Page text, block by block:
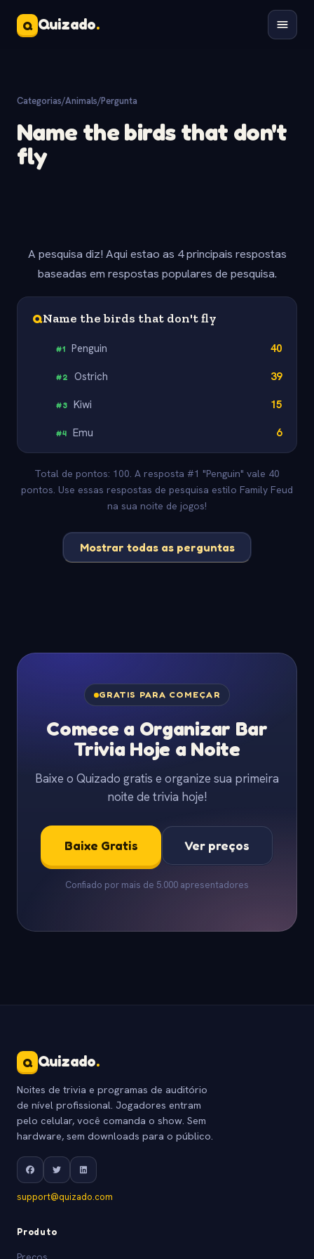
Q Quizado.
Categorias/Animals/Pergunta
Name the birds that don't
fly
A pesquisa diz! Aqui estao as 4 principais respostas
baseadas em respostas populares de pesquisa.
QName the birds that don't fly
#1 Penguin 40
#2 Ostrich 39
#3 Kiwi 15
#4 Emu 6
Total de pontos: 100. A resposta #1 "Penguin" vale 40
pontos. Use essas respostas de pesquisa estilo Family Feud
na sua noite de jogos!
Mostrar todas as perguntas
GRATIS PARA COMEÇAR
Comece a Organizar Bar
Trivia Hoje a Noite
Baixe o Quizado gratis e organize sua primeira
noite de trivia hoje!
Baixe Gratis Ver preços
Confiado por mais de 5.000 apresentadores
Q Quizado.
Noites de trivia e programas de auditório
de nível profissional. Jogadores entram
pelo celular, você comanda o show. Sem
hardware, sem downloads para o público.
support@quizado.com
Produto